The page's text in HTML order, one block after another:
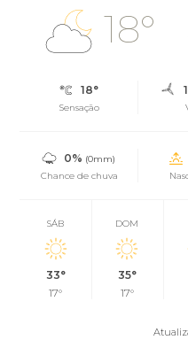
18°
18°
Sensação
0% (0mm)
Chance de chuva
SÁB
33°
17°
DOM
35°
17°